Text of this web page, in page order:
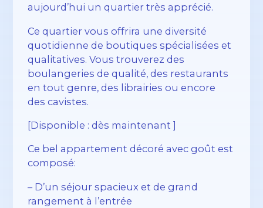
aujourd’hui un quartier très apprécié.
Ce quartier vous offrira une diversité
quotidienne de boutiques spécialisées et
qualitatives. Vous trouverez des
boulangeries de qualité, des restaurants
en tout genre, des librairies ou encore
des cavistes.
[Disponible : dès maintenant ]
Ce bel appartement décoré avec goût est
composé:
– D’un séjour spacieux et de grand
rangement à l’entrée